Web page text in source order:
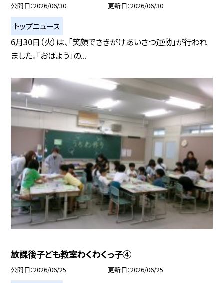
公開日 2026/06/30 更新日 2026/06/30
トップニュース
6月30日（火）は、「笑顔でさきがけあいさつ運動」が行われ
ました。「おはよう」の...
放課後子ども教室わくわくっ子④
公開日 2026/06/25 更新日 2026/06/25